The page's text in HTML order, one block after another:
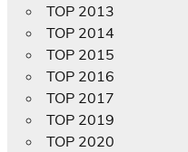
TOP 2013
TOP 2014
TOP 2015
TOP 2016
TOP 2017
TOP 2019
TOP 2020